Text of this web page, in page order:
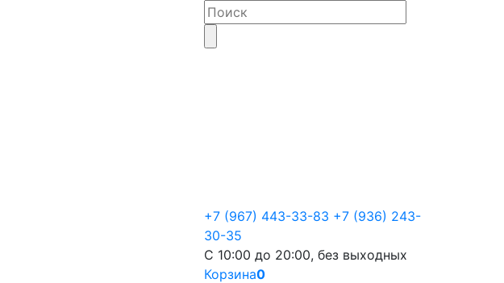
+7 (967) 443-33-83 +7 (936) 243-
30-35
С 10:00 до 20:00, без выходных
Корзина0